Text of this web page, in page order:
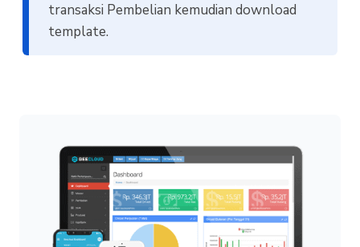
transaksi Pembelian kemudian download
template.